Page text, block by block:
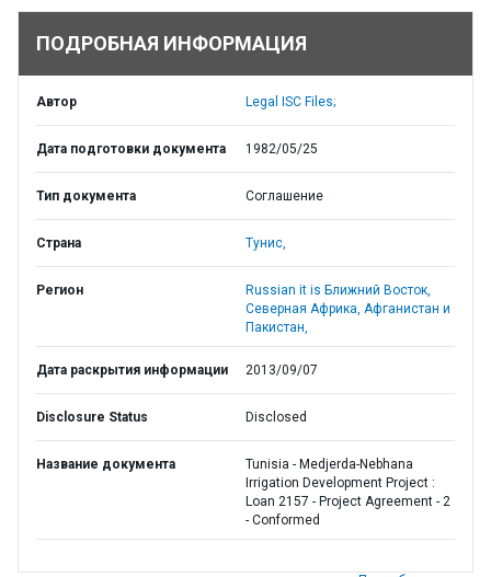
ПОДРОБНАЯ ИНФОРМАЦИЯ
Автор Legal ISC Files;
Дата подготовки документа 1982/05/25
Тип документа Соглашение
Страна Тунис,
Регион
Russian it is Ближний Восток,
Северная Африка, Афганистан и
Пакистан,
Дата раскрытия информации 2013/09/07
Disclosure Status Disclosed
Название документа
Tunisia - Medjerda-Nebhana
Irrigation Development Project :
Loan 2157 - Project Agreement - 2
- Conformed